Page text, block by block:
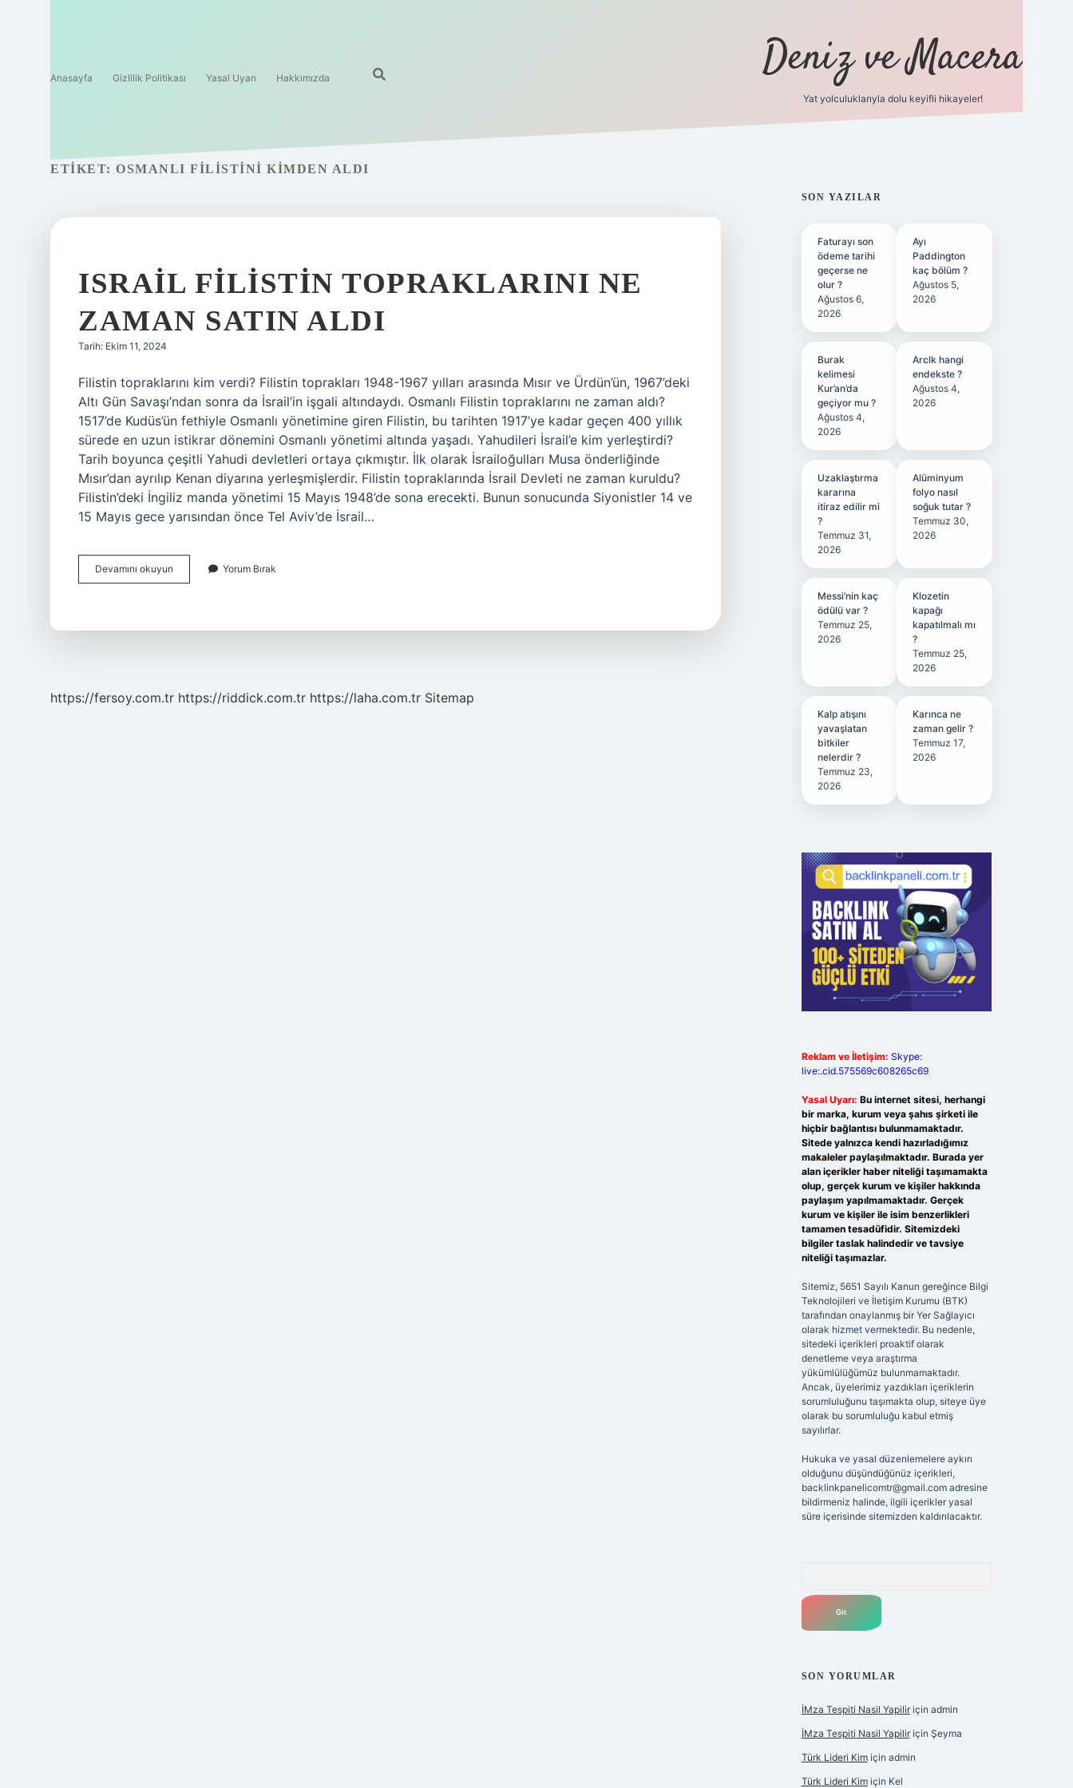
Anasayfa Gizlilik Politikası Yasal Uyarı Hakkımızda Deniz ve Macera
Yat yolculuklarıyla dolu keyifli hikayeler!
ETIKET: OSMANLI FILISTINI KIMDEN ALDI
ISRAIL FILISTIN TOPRAKLARINI NE
ZAMAN SATIN ALDI
Tarih: Ekim 11, 2024
Filistin topraklarını kim verdi? Filistin toprakları 1948-1967 yılları arasında Mısır ve Ürdün’ün, 1967’deki
Altı Gün Savaşı’ndan sonra da İsrail’in işgali altındaydı. Osmanlı Filistin topraklarını ne zaman aldı?
1517’de Kudüs’ün fethiyle Osmanlı yönetimine giren Filistin, bu tarihten 1917’ye kadar geçen 400 yıllık
sürede en uzun istikrar dönemini Osmanlı yönetimi altında yaşadı. Yahudileri İsrail’e kim yerleştirdi?
Tarih boyunca çeşitli Yahudi devletleri ortaya çıkmıştır. İlk olarak İsrailoğulları Musa önderliğinde
Mısır’dan ayrılıp Kenan diyarına yerleşmişlerdir. Filistin topraklarında İsrail Devleti ne zaman kuruldu?
Filistin’deki İngiliz manda yönetimi 15 Mayıs 1948’de sona erecekti. Bunun sonucunda Siyonistler 14 ve
15 Mayıs gece yarısından önce Tel Aviv’de İsrail…
Devamını okuyun
Filistin
Yorum Bırak
https://fersoy.com.tr https://riddick.com.tr https://laha.com.tr Sitemap
SIDEBAR
SON YAZILAR
Faturayı son
ödeme tarihi
geçerse ne
olur ?
Ağustos 6,
2026
Ayı
Paddington
kaç bölüm ?
Ağustos 5,
2026
Burak
kelimesi
Kur’an’da
geçiyor mu ?
Ağustos 4,
2026
Arclk hangi
endekste ?
Ağustos 4,
2026
Uzaklaştırma
kararına
itiraz edilir mi
?
Temmuz 31,
2026
Alüminyum
folyo nasıl
soğuk tutar ?
Temmuz 30,
2026
Messi’nin kaç
ödülü var ?
Temmuz 25,
2026
Klozetin
kapağı
kapatılmalı mı
?
Temmuz 25,
2026
Kalp atışını
yavaşlatan
bitkiler
nelerdir ?
Temmuz 23,
2026
Karınca ne
zaman gelir ?
Temmuz 17,
2026
Reklam ve İletişim: Skype:
live:.cid.575569c608265c69
Yasal Uyarı: Bu internet sitesi, herhangi
bir marka, kurum veya şahıs şirketi ile
hiçbir bağlantısı bulunmamaktadır.
Sitede yalnızca kendi hazırladığımız
makaleler paylaşılmaktadır. Burada yer
alan içerikler haber niteliği taşımamakta
olup, gerçek kurum ve kişiler hakkında
paylaşım yapılmamaktadır. Gerçek
kurum ve kişiler ile isim benzerlikleri
tamamen tesadüfidir. Sitemizdeki
bilgiler taslak halindedir ve tavsiye
niteliği taşımazlar.
Sitemiz, 5651 Sayılı Kanun gereğince Bilgi
Teknolojileri ve İletişim Kurumu (BTK)
tarafından onaylanmış bir Yer Sağlayıcı
olarak hizmet vermektedir. Bu nedenle,
sitedeki içerikleri proaktif olarak
denetleme veya araştırma
yükümlülüğümüz bulunmamaktadır.
Ancak, üyelerimiz yazdıkları içeriklerin
sorumluluğunu taşımakta olup, siteye üye
olarak bu sorumluluğu kabul etmiş
sayılırlar.
Hukuka ve yasal düzenlemelere aykırı
olduğunu düşündüğünüz içerikleri,
backlinkpanelicomtr@gmail.comadresine
bildirmeniz halinde, ilgili içerikler yasal
süre içerisinde sitemizden kaldırılacaktır.
SON YORUMLAR
İMza Tespiti Nasil Yapiliriçin admin
İMza Tespiti Nasil Yapiliriçin Şeyma
Türk Lideri Kimiçin admin
Türk Lideri Kimiçin Kel